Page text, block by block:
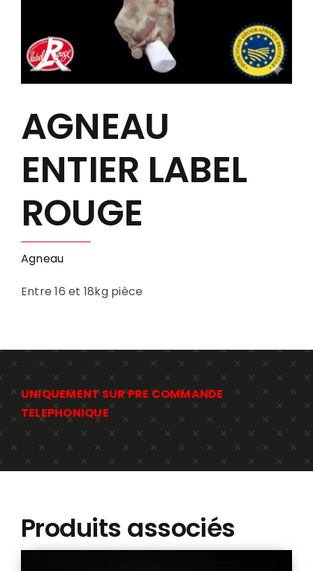
AGNEAU
ENTIER LABEL
ROUGE
Agneau
Entre 16 et 18kg pièce
UNIQUEMENT SUR PRE COMMANDE
TELEPHONIQUE
Produits associés